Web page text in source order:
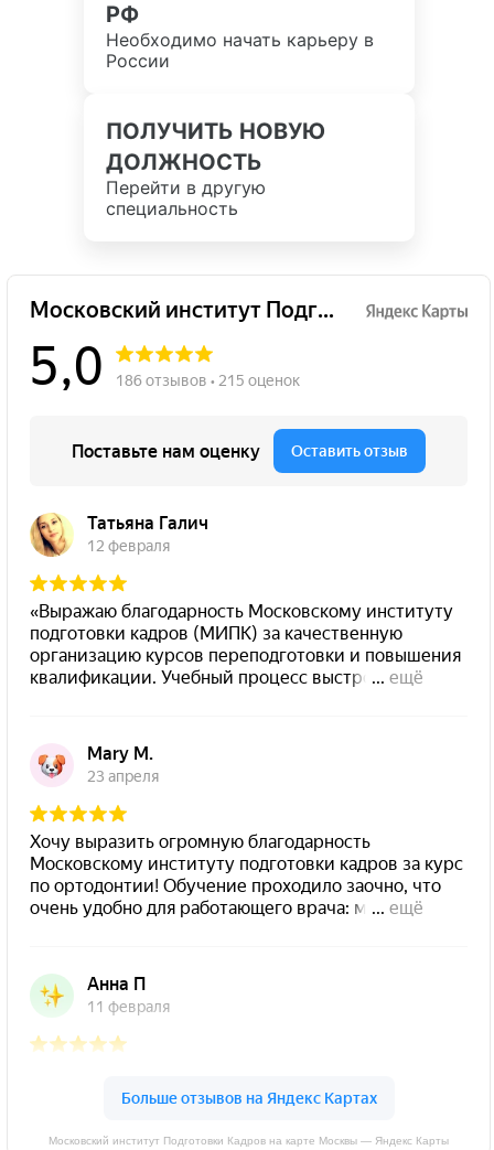
РФ
Необходимо начать карьеру в
России
ПОЛУЧИТЬ НОВУЮ
ДОЛЖНОСТЬ
Перейти в другую
специальность
Московский институт Подготовки Кадров на карте Москвы — Яндекс Карты